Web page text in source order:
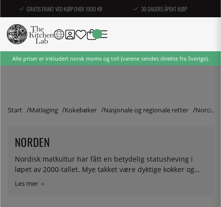
GRATIS FRAKT VED KJØP OVER 1000 KR 30 DAGERS ÅPENT KJØP
Alle priser er inkludert norsk moms og toll (varene sendes direkte fra Sverige).
Start Matlaging Kokebøker Nasjonale og regionale retter Norden
NORDEN
Nordisk matkultur har fått en betydelig statusheving i
løpet av 2000-tallet. Mye takket være dyktige kokker og
suksessrike restauranter som satset helhjertet på å